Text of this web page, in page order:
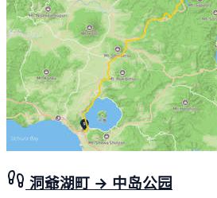
洞爺湖町 → 中岛公园